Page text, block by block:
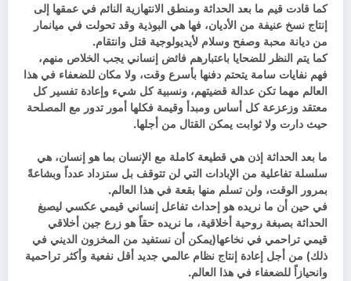
كما قادت قيم ما بعد الحداثة ومنطق الانتهازية النائم في عمقها إلى
إنتاج نسخ عنيفة من الأديان، فها هي البوذية وقد تحولت في ميانمار
من ديانة محبة وصفح وسلام لأيديولوجية قتل وانتقام.
كما يتم النظر للضحايا باعتبارهم فائض إنساني يجب الخلاص منهم،
فهم نفايات سامة يتحتم دفنها بأسرع وقت، ولا مكان للضعفاء في هذا
العالم مهما تكن عدالة قضيتهم، ونسبية كل شيء وإعادة تفسير كل
معتقد وزعزعة كل أساس ومبدأ وقيمة فكلها أمور تدور مع المصلحة
حيث دارت ولا ثوابت يمكن القتال من أجلها.
ما بعد الحداثة إذن هي قطيعة كاملة مع الإنسان بما هو إنسان، هي
سلسلة تفاعلية من الإبادات التي لن تتوقف بل ستزداد عدداً وبشاعةً
بمرور الوقت، ولن تسلم منها بقعة في هذا العالم.
في حين أن ما نريده هو إحداث تفاعل إنساني قيمي عكسي ليصبغ
الحداثة بصبغة روحية أخلاقية، ما نريده حقاً هو زرع جين أخلاقي
قيمي تراحمي في نخاعها(يمكن أن نستفيد من المخزون الديني في
ذلك) من أجل إعادة إنتاج نظام عالمي جديد أقل نفعية وأكثر تراحمية
وانحيازاً للضعفاء في هذا العالم.